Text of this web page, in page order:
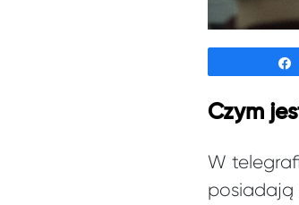
Czym
W
posiadają